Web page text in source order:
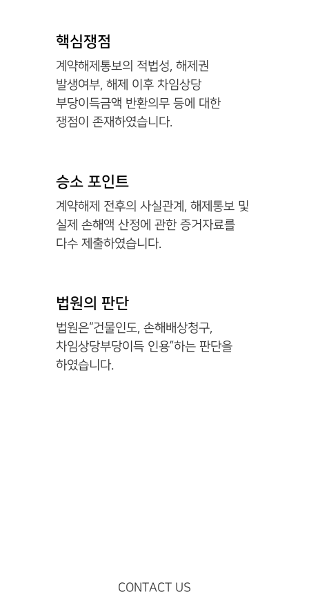
핵심쟁점
계약해제통보의 적법성, 해제권
발생여부, 해제 이후 차임상당
부당이득금액 반환의무 등에 대한
쟁점이 존재하였습니다.
승소 포인트
계약해제 전후의 사실관계, 해제통보 및
실제 손해액 산정에 관한 증거자료를
다수 제출하였습니다.
법원의 판단
법원은“건물인도, 손해배상청구,
차임상당부당이득 인용”하는 판단을
하였습니다.
CONTACT US